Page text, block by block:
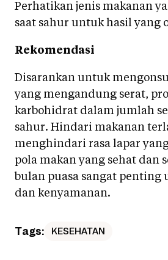
Perhatikan jenis makanan
saat sahur untuk hasil yang
Rekomendasi
Disarankan untuk
yang mengandung serat,
karbohidrat dalam jumlah
sahur. Hindari makanan
menghindari rasa lapar
pola makan yang sehat dan
bulan puasa sangat penting
dan kenyamanan.
Tags: KESEHATAN